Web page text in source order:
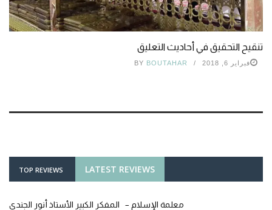
تنقيح التحقيق في أحاديث التعليق
فبراير 6, 2018 BY BOUTAHAR
LATEST REVIEWS
TOP REVIEWS
معلمة الإسلام – المفكر الكبير الأستاذ أنور الجندي